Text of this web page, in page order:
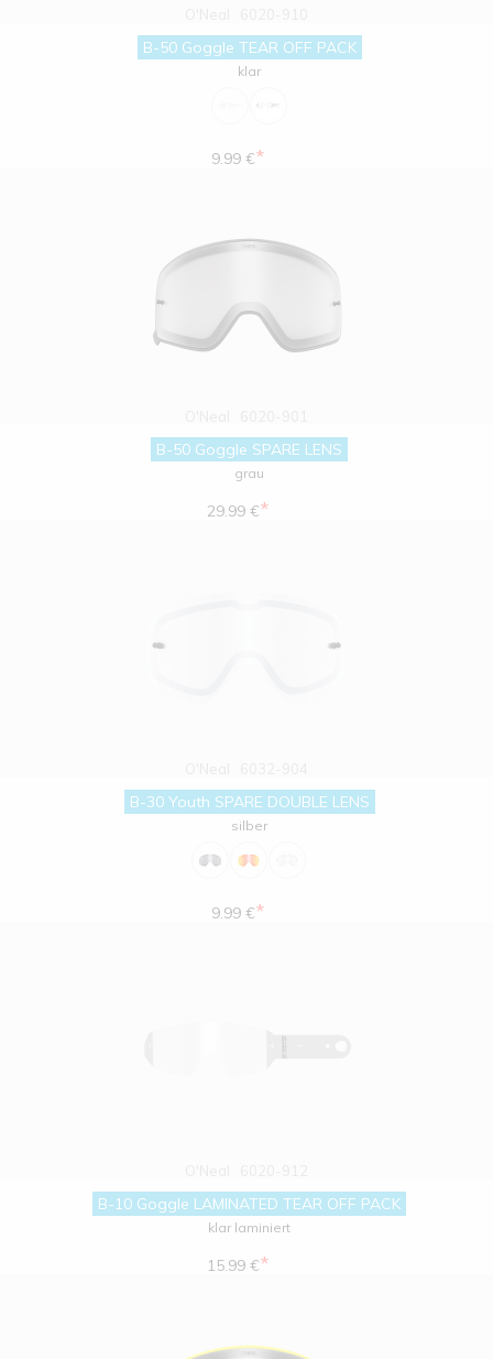
B-50 Goggle TEAR OFF PACK
klar
9.99 €*
B-50 Goggle SPARE LENS
grau
29.99 €*
B-30 Youth SPARE DOUBLE LENS
silber
9.99 €*
B-10 Goggle LAMINATED TEAR OFF PACK
klar laminiert
15.99 €*